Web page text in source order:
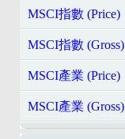
MSCI指數 (Price)
MSCI指數 (Gross)
MSCI產業 (Price)
MSCI產業 (Gross)